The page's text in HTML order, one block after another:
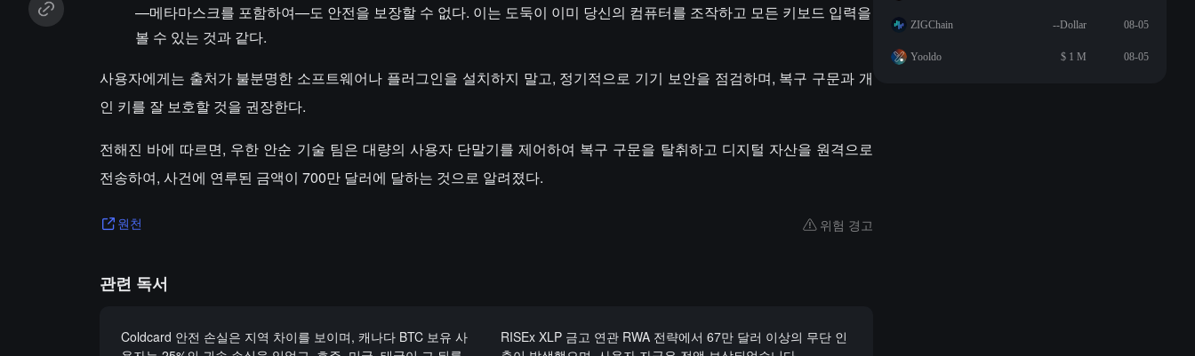
—메타마스크를 포함하여—도 안전을 보장할 수 없다. 이는 도둑이 이미 당신의 컴퓨터를 조작하고 모든 키보드 입력을
볼 수 있는 것과 같다.
사용자에게는 출처가 불분명한 소프트웨어나 플러그인을 설치하지 말고, 정기적으로 기기 보안을 점검하며, 복구 구문과 개
인 키를 잘 보호할 것을 권장한다.
전해진 바에 따르면, 우한 안순 기술 팀은 대량의 사용자 단말기를 제어하여 복구 구문을 탈취하고 디지털 자산을 원격으로
전송하여, 사건에 연루된 금액이 700만 달러에 달하는 것으로 알려졌다.
원천 위험 경고
관련 독서
Coldcard 안전 손실은 지역 차이를 보이며, 캐나다 BTC 보유 사
RISEx XLP 금고 연관 RWA 전략에서 67만 달러 이상의 무단 인
ZIGChain --Dollar 08-05
Yooldo $ 1 M 08-05